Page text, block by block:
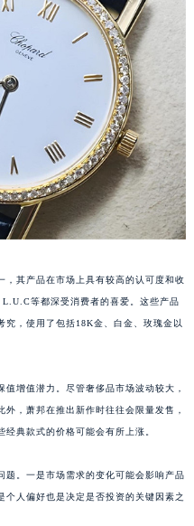
，其产品在市场上具有较高的认可度和收
等都深受消费者的喜爱。这些产品
究，使用了包括18K金、白金、玫瑰金以
增值潜力。尽管奢侈品市场波动较大，
，萧邦在推出新作时往往会限量发售，
典款式的价格可能会有所上涨。
题。一是市场需求的变化可能会影响产品
人偏好也是决定是否投资的关键因素之